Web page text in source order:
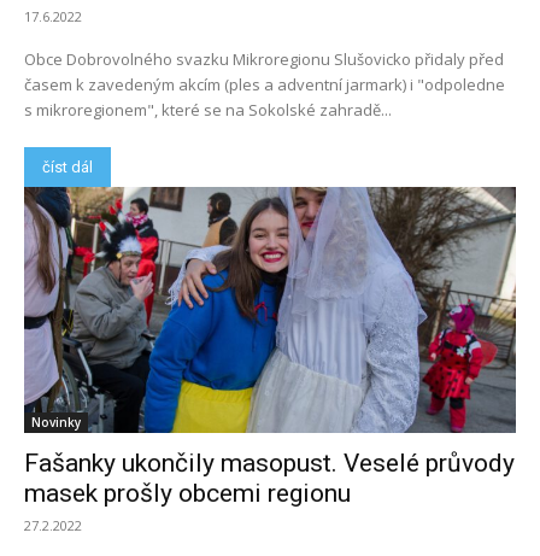
17.6.2022
Obce Dobrovolného svazku Mikroregionu Slušovicko přidaly před
časem k zavedeným akcím (ples a adventní jarmark) i "odpoledne
s mikroregionem", které se na Sokolské zahradě...
číst dál
Novinky
Fašanky ukončily masopust. Veselé průvody
masek prošly obcemi regionu
27.2.2022